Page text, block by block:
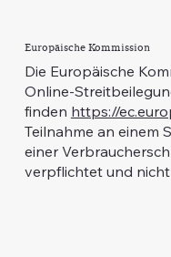
Europäische Kommission
Die Europäische
Online-
finden https://
Teilnahme an einem
einer
verpflichtet und